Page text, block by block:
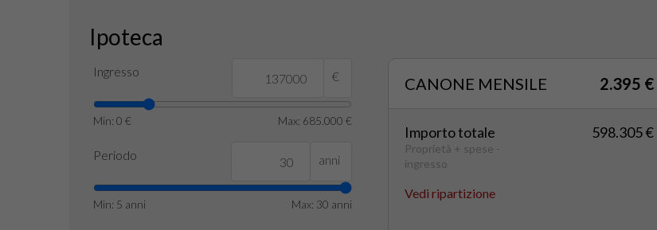
Ipoteca
Ingresso €
Min: 0 € Max: 685.000 €
Periodo anni
Min: 5 anni Max: 30 anni
CANONE MENSILE 2.395 €
Importo totale
Proprietà + spese -
ingresso
Vedi ripartizione
598.305 €